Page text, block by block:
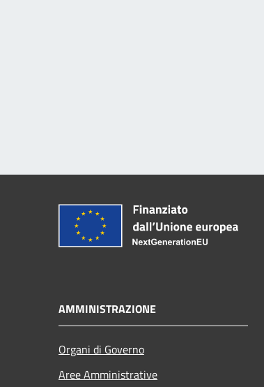
AMMINISTRAZIONE
Organi di Governo
Aree Amministrative